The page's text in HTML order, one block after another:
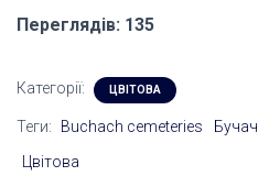
Переглядів: 135
Категорії: ЦВІТОВА
Теги: Buchach cemeteries Бучач
Цвітова